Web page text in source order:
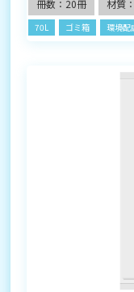
冊数：20冊
材質
70L ゴミ箱 環境配